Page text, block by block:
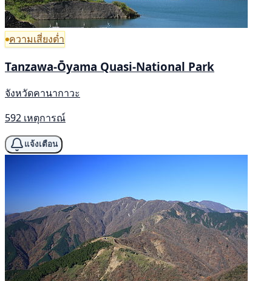
ความเสี่ยงต่ำ
Tanzawa-Ōyama Quasi-National Park
จังหวัดคานากาวะ
592 เหตุการณ์
แจ้งเตือน